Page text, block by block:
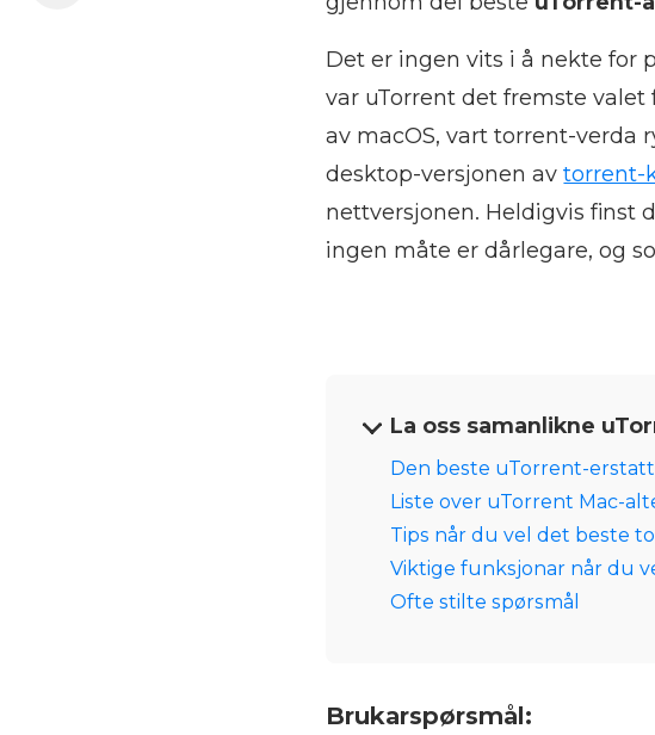
Det er ingen vits i å nekte for
var uTorrent det fremste
av macOS, vart torrent-verda
desktop-versjonen avtorrent-
nettversjonen. Heldigvis finst
ingen måte er dårlegare, og
La oss samanlikne
Den beste uTorrent-
Liste over uTorrent Mac-
Tips når du vel det beste
Viktige funksjonar når du
Ofte stilte spørsmål
Brukarspørsmål: